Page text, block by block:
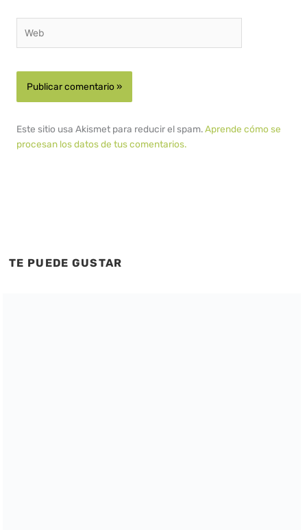
Este sitio usa Akismet para reducir el spam.Aprende cómo se
procesan los datos de tus comentarios.
TE PUEDE GUSTAR